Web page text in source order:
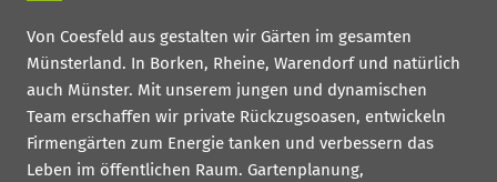
Von Coesfeld aus gestalten wir Gärten im gesamten
Münsterland. In Borken, Rheine, Warendorf und natürlich
auch Münster. Mit unserem jungen und dynamischen
Team erschaffen wir private Rückzugsoasen, entwickeln
Firmengärten zum Energie tanken und verbessern das
Leben im öffentlichen Raum. Gartenplanung,